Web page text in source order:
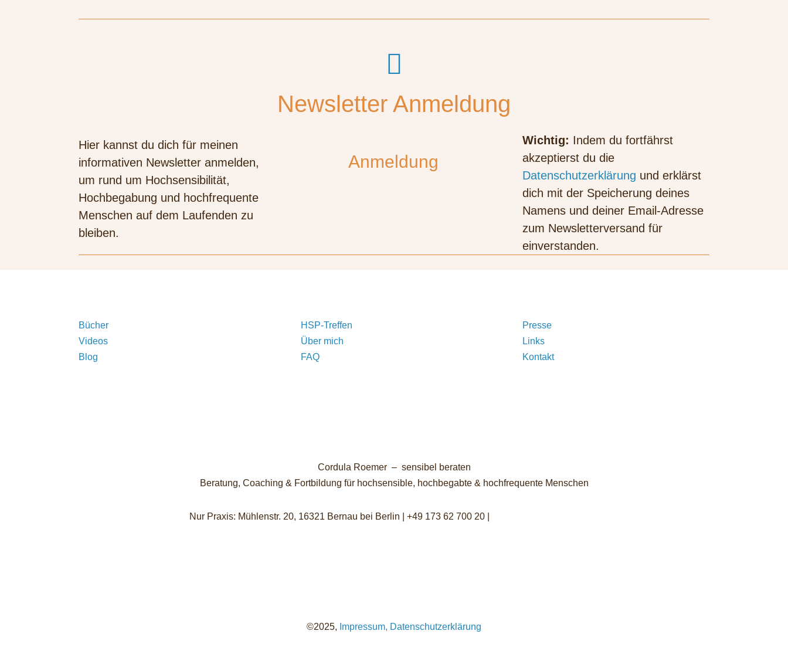

Newsletter Anmeldung
Hier kannst du dich für meinen
informativen Newsletter anmelden,
um rund um Hochsensibilität,
Hochbegabung und hochfrequente
Menschen auf dem Laufenden zu
bleiben.
Anmeldung
Wichtig: Indem du fortfährst
akzeptierst du die
Datenschutzerklärung und erklärst
dich mit der Speicherung deines
Namens und deiner Email-Adresse
zum Newsletterversand für
einverstanden.
Bücher
Videos
Blog
HSP-Treffen
Über mich
FAQ
Presse
Links
Kontakt
Cordula Roemer – sensibel beraten
Beratung, Coaching & Fortbildung für hochsensible, hochbegabte & hochfrequente Menschen
Nur Praxis: Mühlenstr. 20, 16321 Bernau bei Berlin | +49 173 62 700 20 |
©2025, Impressum, Datenschutzerklärung